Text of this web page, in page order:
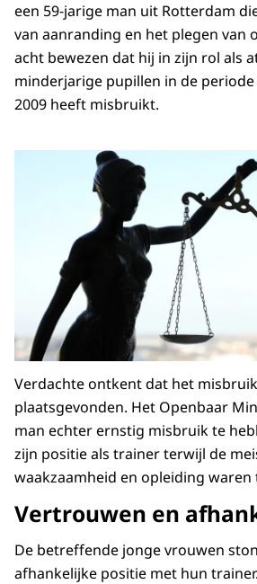
een 59-jarige man uit Rotterdam
van aanranding en het plegen van
acht bewezen dat hij in zijn rol als
minderjarige pupillen in de periode
2009 heeft misbruikt.
Verdachte ontkent dat het
plaatsgevonden. Het Openbaar
man echter ernstig misbruik te
zijn positie als trainer terwijl de
waakzaamheid en opleiding
Vertrouwen en
De betreffende jonge vrouwen
afhankelijke positie met hun